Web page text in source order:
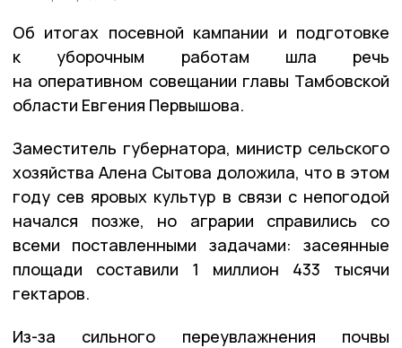
Об итогах посевной кампании и подготовке
к уборочным работам шла речь
на оперативном совещании главы Тамбовской
области Евгения Первышова.
Заместитель губернатора, министр сельского
хозяйства Алена Сытова доложила, что в этом
году сев яровых культур в связи с непогодой
начался позже, но аграрии справились со
всеми поставленными задачами: засеянные
площади составили 1 миллион 433 тысячи
гектаров.
Из-за сильного переувлажнения почвы